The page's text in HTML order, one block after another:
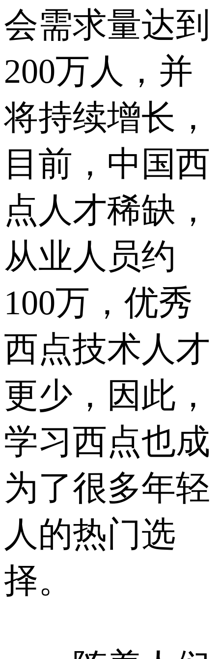
会需求量达到
200万人，并
将持续增长，
目前，中国西
点人才稀缺，
从业人员约
100万，优秀
西点技术人才
更少，因此，
学习西点也成
为了很多年轻
人的热门选
择。